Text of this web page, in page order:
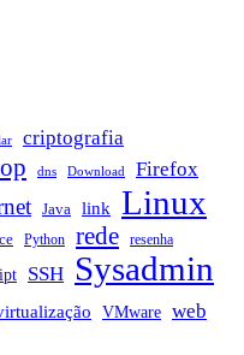
criptografia
dns Download Firefox
Java link Linux
Python rede resenha
SSH Sysadmin
VMware web